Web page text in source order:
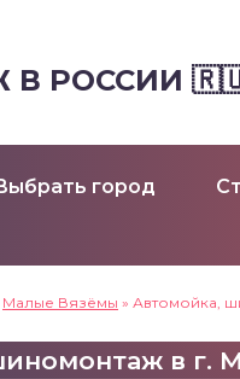
В РОССИИ
город
Малые Вязёмы » Автомойка,
в г.